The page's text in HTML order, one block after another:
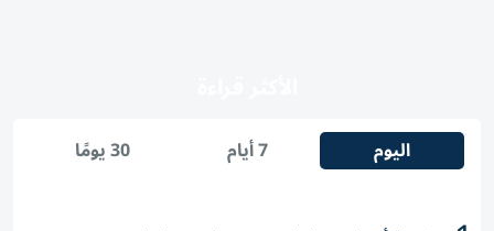
اليوم 7 أيام 30 يومًا